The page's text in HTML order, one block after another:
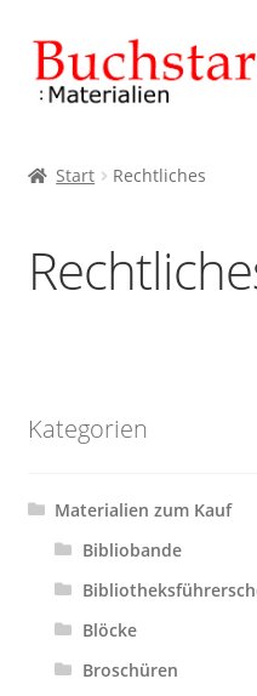
Zur
Navigation
springen
Zum
Inhalt
springen
Datenschutzbelehrung
Versandkosten
Warenkorb
Start Rechtliches
Kategorien
Materialien zum Kauf
Bibliobande
Blöcke
Broschüren